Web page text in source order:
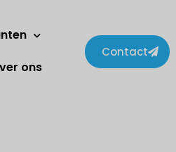
ons
Contact